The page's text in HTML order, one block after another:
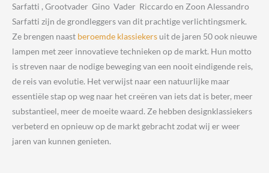
Sarfatti , Grootvader Gino Vader Riccardo en Zoon Alessandro
Sarfatti zijn de grondleggers van dit prachtige verlichtingsmerk.
Ze brengen naast beroemde klassiekers uit de jaren 50 ook nieuwe
lampen met zeer innovatieve technieken op de markt. Hun motto
is streven naar de nodige beweging van een nooit eindigende reis,
de reis van evolutie. Het verwijst naar een natuurlijke maar
essentiële stap op weg naar het creëren van iets dat is beter, meer
substantieel, meer de moeite waard. Ze hebben designklassiekers
verbeterd en opnieuw op de markt gebracht zodat wij er weer
jaren van kunnen genieten.